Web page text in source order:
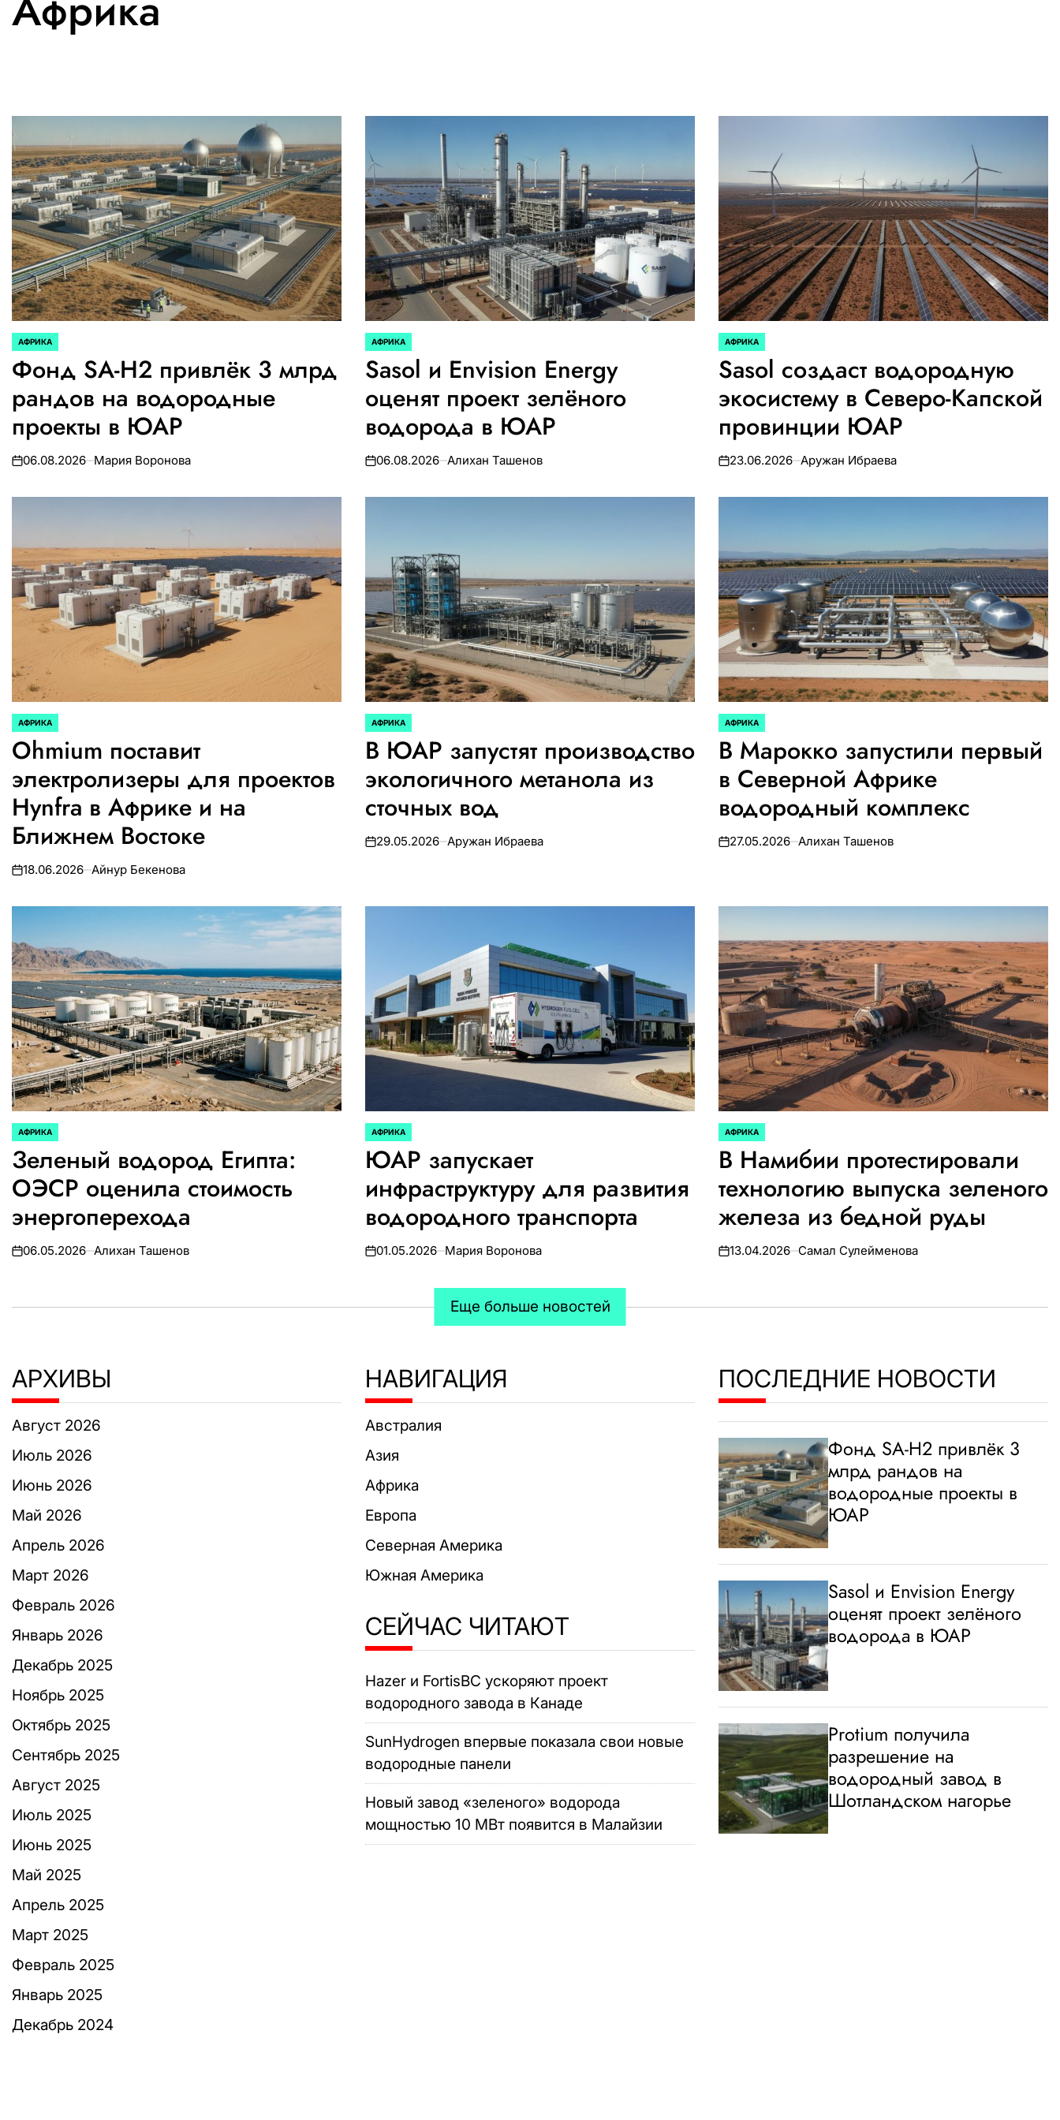
ОПУБЛИКОВАНО
АФРИКА
Фонд SA-H2 привлёк 3 млрд
рандов на водородные
проекты в ЮАР
on06.08.2026 Мария Воронова
ОПУБЛИКОВАНО
АФРИКА
Sasol и Envision Energy
оценят проект зелёного
водорода в ЮАР
on06.08.2026 Алихан Ташенов
ОПУБЛИКОВАНО
АФРИКА
Sasol создаст водородную
экосистему в Северо-Капской
провинции ЮАР
on23.06.2026 Аружан Ибраева
ОПУБЛИКОВАНО
АФРИКА
Ohmium поставит
электролизеры для проектов
Hynfra в Африке и на
Ближнем Востоке
on18.06.2026 Айнур Бекенова
ОПУБЛИКОВАНО
АФРИКА
В ЮАР запустят производство
экологичного метанола из
сточных вод
on29.05.2026 Аружан Ибраева
ОПУБЛИКОВАНО
АФРИКА
В Марокко запустили первый
в Северной Африке
водородный комплекс
on27.05.2026 Алихан Ташенов
ОПУБЛИКОВАНО
АФРИКА
Зеленый водород Египта:
ОЭСР оценила стоимость
энергоперехода
on06.05.2026 Алихан Ташенов
ОПУБЛИКОВАНО
АФРИКА
ЮАР запускает
инфраструктуру для развития
водородного транспорта
on01.05.2026 Мария Воронова
ОПУБЛИКОВАНО
АФРИКА
В Намибии протестировали
технологию выпуска зеленого
железа из бедной руды
on13.04.2026 Самал Сулейменова
Еще больше новостей
АРХИВЫ
Август 2026
Июль 2026
Июнь 2026
Май 2026
Апрель 2026
Март 2026
Февраль 2026
Январь 2026
Декабрь 2025
Ноябрь 2025
Октябрь 2025
Сентябрь 2025
Август 2025
Июль 2025
Июнь 2025
Май 2025
Апрель 2025
Март 2025
Февраль 2025
Январь 2025
Декабрь 2024
НАВИГАЦИЯ
Австралия
Азия
Африка
Европа
Северная Америка
Южная Америка
СЕЙЧАС ЧИТАЮТ
Hazer и FortisBC ускоряют проект
водородного завода в Канаде
SunHydrogen впервые показала свои новые
водородные панели
Новый завод «зеленого» водорода
мощностью 10 МВт появится в Малайзии
ПОСЛЕДНИЕ НОВОСТИ
Фонд SA-H2 привлёк 3
млрд рандов на
водородные проекты в
ЮАР
Sasol и Envision Energy
оценят проект зелёного
водорода в ЮАР
Protium получила
разрешение на
водородный завод в
Шотландском нагорье